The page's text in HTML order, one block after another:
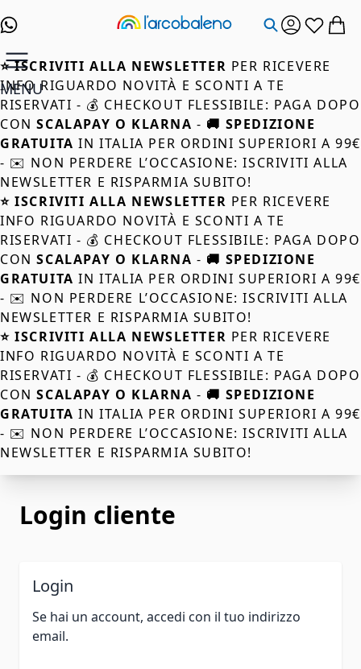
MENU
⭐ ISCRIVITI ALLA NEWSLETTER PER RICEVERE
INFO RIGUARDO NOVITÀ E SCONTI A TE
RISERVATI - 💰 CHECKOUT FLESSIBILE: PAGA DOPO
CONSCALAPAY O KLARNA - 🚚 SPEDIZIONE
GRATUITA IN ITALIA PER ORDINI SUPERIORI A 99€
- ✉️ NON PERDERE L’OCCASIONE: ISCRIVITI ALLA
NEWSLETTER E RISPARMIA SUBITO!
⭐ ISCRIVITI ALLA NEWSLETTER PER RICEVERE
INFO RIGUARDO NOVITÀ E SCONTI A TE
RISERVATI - 💰 CHECKOUT FLESSIBILE: PAGA DOPO
CONSCALAPAY O KLARNA - 🚚 SPEDIZIONE
GRATUITA IN ITALIA PER ORDINI SUPERIORI A 99€
- ✉️ NON PERDERE L’OCCASIONE: ISCRIVITI ALLA
NEWSLETTER E RISPARMIA SUBITO!
⭐ ISCRIVITI ALLA NEWSLETTER PER RICEVERE
INFO RIGUARDO NOVITÀ E SCONTI A TE
RISERVATI - 💰 CHECKOUT FLESSIBILE: PAGA DOPO
CONSCALAPAY O KLARNA - 🚚 SPEDIZIONE
GRATUITA IN ITALIA PER ORDINI SUPERIORI A 99€
- ✉️ NON PERDERE L’OCCASIONE: ISCRIVITI ALLA
NEWSLETTER E RISPARMIA SUBITO!
Login cliente
Login
Se hai un account, accedi con il tuo indirizzo
email.